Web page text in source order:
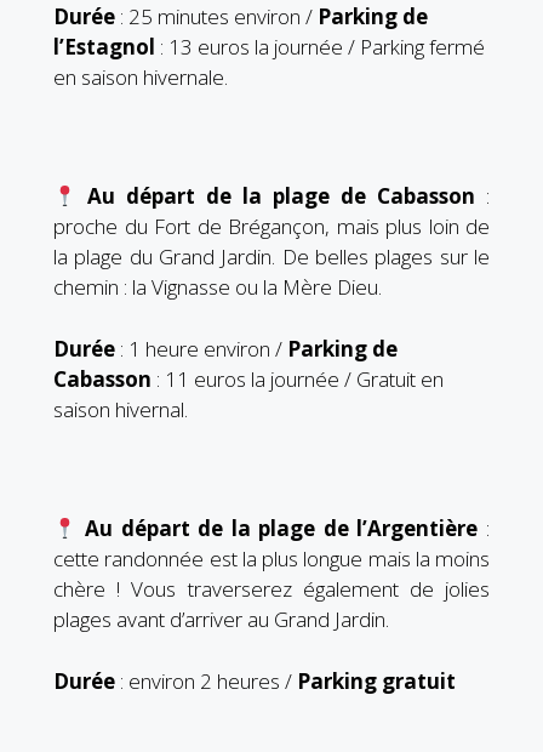
Durée : 25 minutes environ / Parking de
l’Estagnol : 13 euros la journée / Parking fermé
en saison hivernale.
Au départ de la plage de Cabasson :
proche du Fort de Brégançon, mais plus loin de
la plage du Grand Jardin. De belles plages sur le
chemin : la Vignasse ou la Mère Dieu.
Durée : 1 heure environ / Parking de
Cabasson : 11 euros la journée / Gratuit en
saison hivernal.
Au départ de la plage de l’Argentière :
cette randonnée est la plus longue mais la moins
chère ! Vous traverserez également de jolies
plages avant d’arriver au Grand Jardin.
Durée : environ 2 heures / Parking gratuit